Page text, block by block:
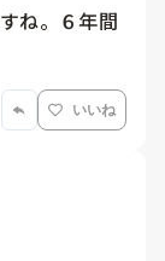
ね。６年間
いいね